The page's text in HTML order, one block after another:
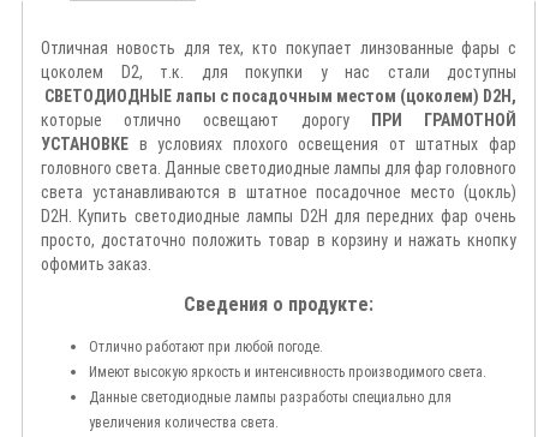
Отличная новость для тех, кто покупает линзованные фары с
цоколем D2, т.к. для покупки у нас стали доступны
СВЕТОДИОДНЫЕ лапы с посадочным местом (цоколем) D2H,
которые отлично освещают дорогу
ПРИ ГРАМОТНОЙ
УСТАНОВКЕ в условиях плохого освещения от штатных фар
головного света. Данные светодиодные лампы для фар головного
света устанавливаются в штатное посадочное место (цокль)
D2H. Купить светодиодные лампы D2H для передних фар очень
просто, достаточно положить товар в корзину и нажать кнопку
офомить заказ.
Сведения о продукте:
Отлично работают при любой погоде.
Имеют высокую яркость и интенсивность производимого света.
Данные светодиодные лампы разработы специально для
увеличения количества света.